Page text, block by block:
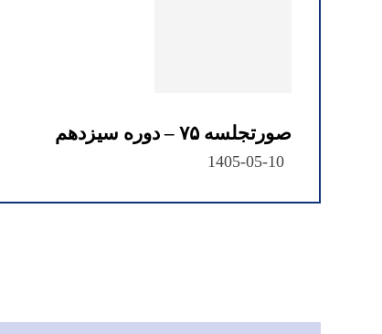
صورتجلسه ۷۵ – دوره سیزدهم
1405-05-10